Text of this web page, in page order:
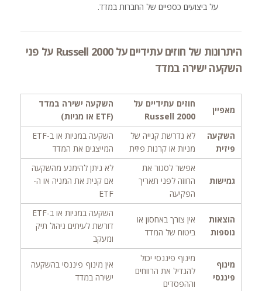
על ביצועים כספיים של החברות במדד.
היתרונות של חוזים עתידיים על Russell 2000 על פני
השקעה ישירה במדד
מאפיין
חוזים עתידיים על
Russell 2000
השקעה ישירה במדד
(ETF או מניות)
השקעה
פיזית
לא נדרשת קנייה של
מניות או קרנות פיזית
השקעה במניות או ב-ETF
המייצגים את המדד
גמישות
אפשר לסגור את
החוזה לפני תאריך
הפקיעה
לא ניתן להימנע מהשקעה
אם קנית את המניה או ה-
ETF
הוצאות
נוספות
אין צורך באחסון או
ביטוח של המדד
השקעה במניות או ב-ETF
דורשת לעיתים ניהול תיק
ומעקב
מינוף
פיננסי
מינוף פיננסי יכול
להגדיל את הרווחים
וההפסדים
אין מינוף פיננסי בהשקעה
ישירה במדד